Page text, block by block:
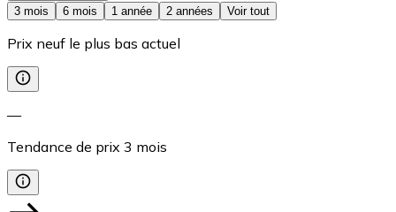
3 mois
6 mois 1 année 2 années Voir tout
Prix neuf le plus bas actuel
—
Tendance de prix 3 mois